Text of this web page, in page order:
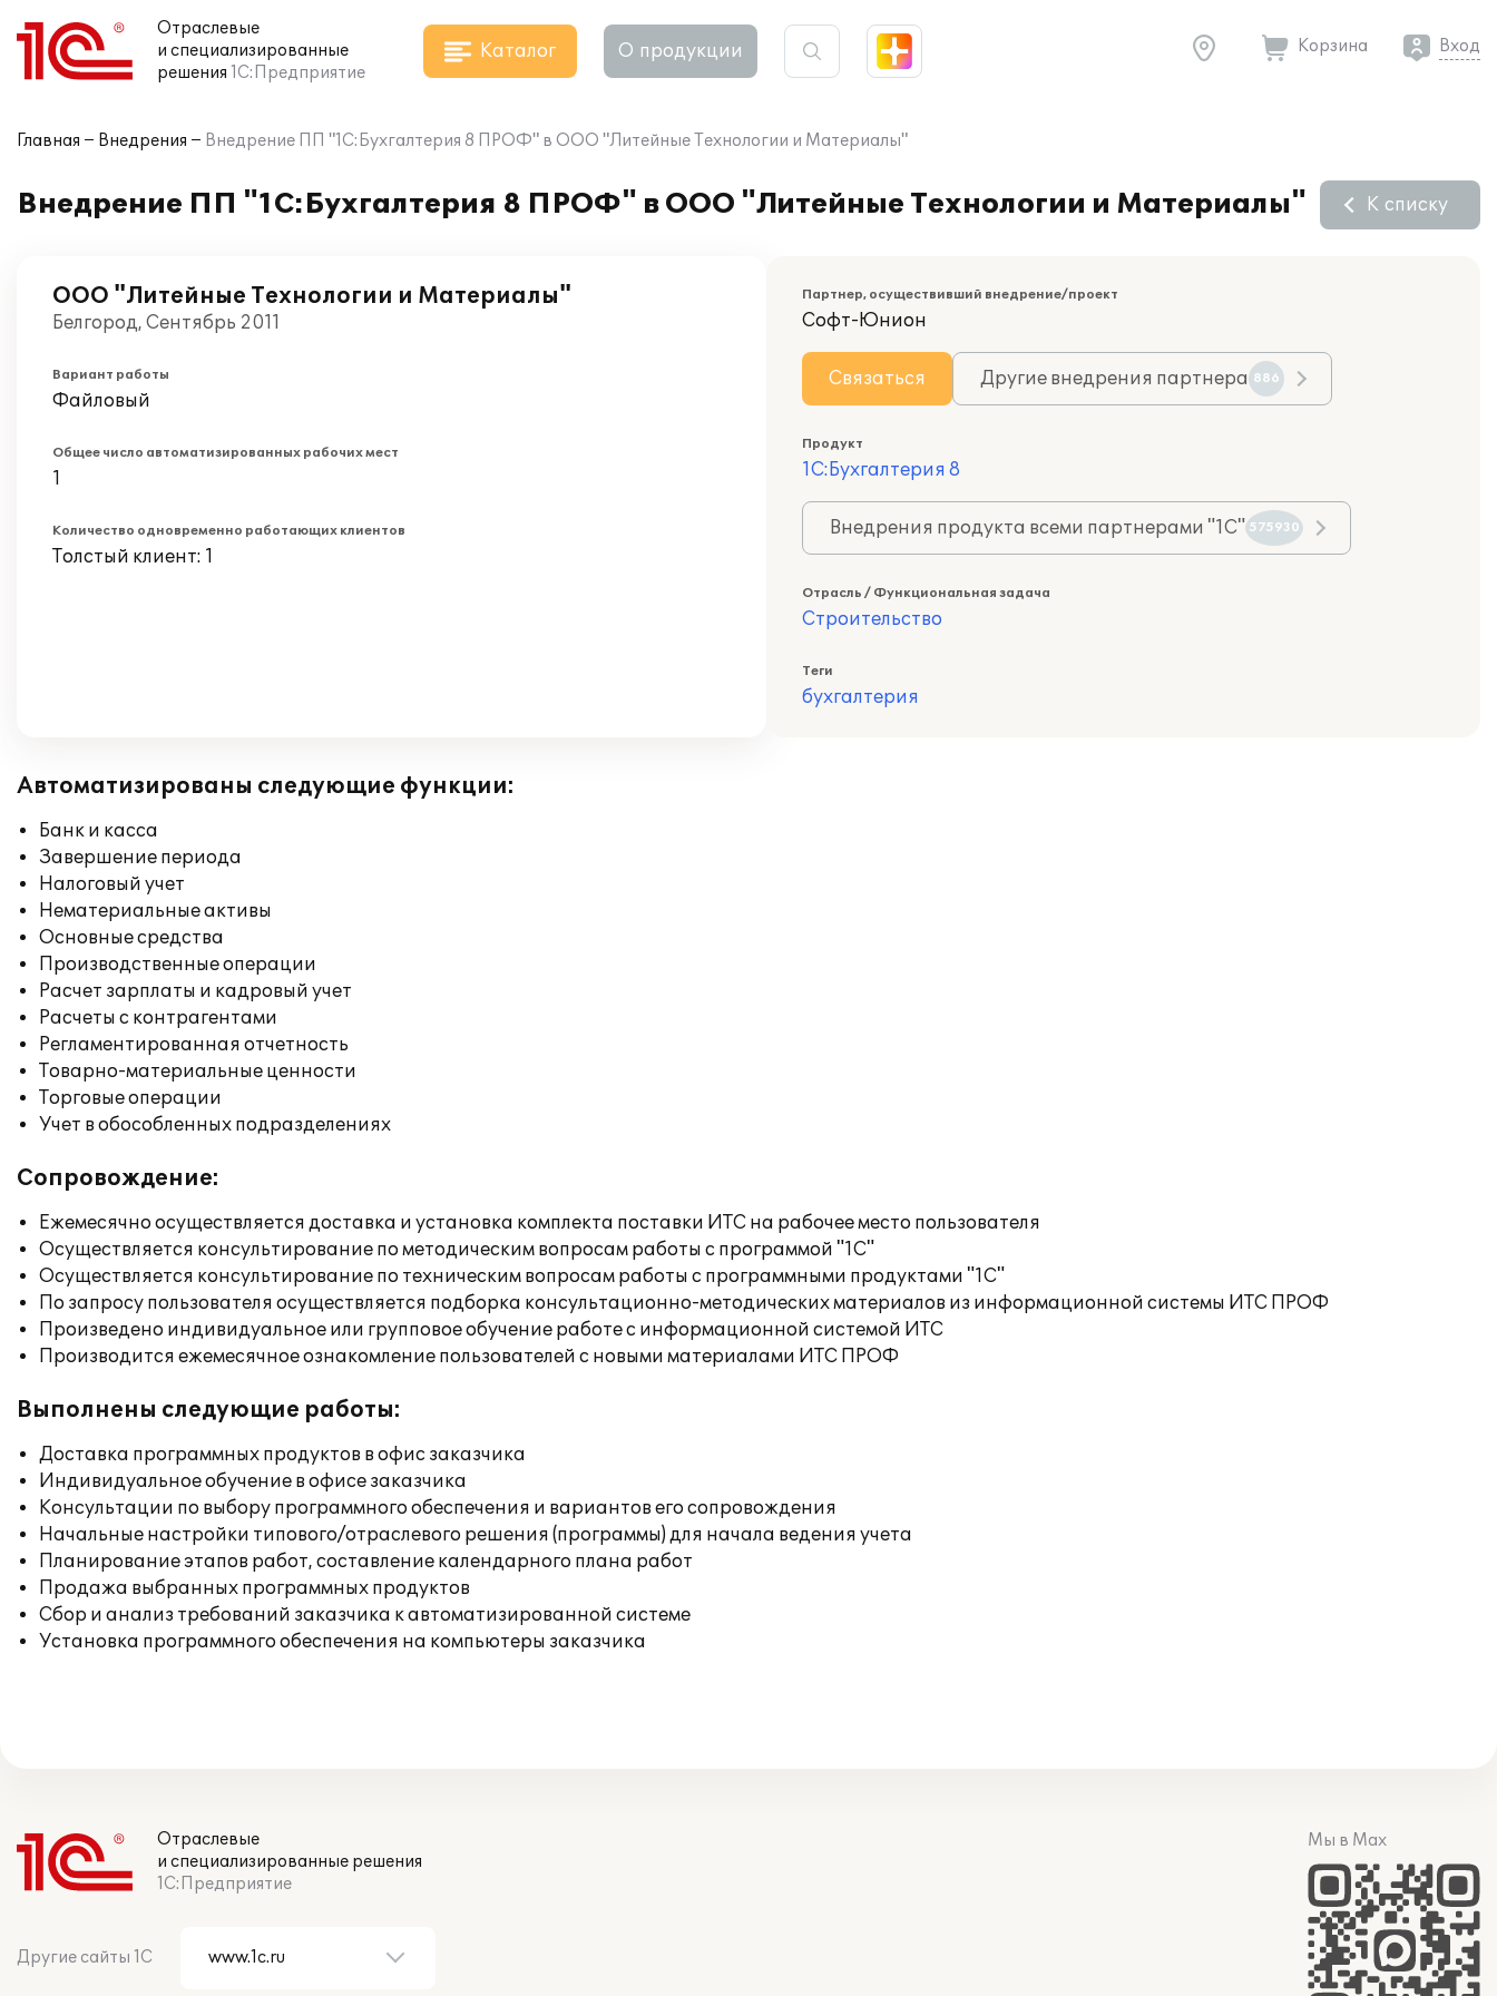
Отраслевые
и специализированные
решения 1С:Предприятие
Каталог О продукции Корзина Вход
Главная Внедрения Внедрение ПП "1С:Бухгалтерия 8 ПРОФ" в ООО "Литейные Технологии и Материалы"
Внедрение ПП "1С:Бухгалтерия 8 ПРОФ" в ООО "Литейные Технологии и Материалы" К списку
ООО "Литейные Технологии и Материалы"
Белгород, Сентябрь 2011
Вариант работы
Файловый
Общее число автоматизированных рабочих мест
1
Количество одновременно работающих клиентов
Толстый клиент: 1
Партнер, осуществивший внедрение/проект
Софт-Юнион
Связаться Другие внедрения партнера 886
Продукт
1С:Бухгалтерия 8
Внедрения продукта всеми партнерами "1С" 575930
Отрасль / Функциональная задача
Строительство
Теги
бухгалтерия
Автоматизированы следующие функции:
Банк и касса
Завершение периода
Налоговый учет
Нематериальные активы
Основные средства
Производственные операции
Расчет зарплаты и кадровый учет
Расчеты с контрагентами
Регламентированная отчетность
Товарно-материальные ценности
Торговые операции
Учет в обособленных подразделениях
Сопровождение:
Ежемесячно осуществляется доставка и установка комплекта поставки ИТС на рабочее место пользователя
Осуществляется консультирование по методическим вопросам работы с программой "1С"
Осуществляется консультирование по техническим вопросам работы с программными продуктами "1С"
По запросу пользователя осуществляется подборка консультационно-методических материалов из информационной системы ИТС ПРОФ
Произведено индивидуальное или групповое обучение работе с информационной системой ИТС
Производится ежемесячное ознакомление пользователей с новыми материалами ИТС ПРОФ
Выполнены следующие работы:
Доставка программных продуктов в офис заказчика
Индивидуальное обучение в офисе заказчика
Консультации по выбору программного обеспечения и вариантов его сопровождения
Начальные настройки типового/отраслевого решения (программы) для начала ведения учета
Планирование этапов работ, составление календарного плана работ
Продажа выбранных программных продуктов
Сбор и анализ требований заказчика к автоматизированной системе
Установка программного обеспечения на компьютеры заказчика
Отраслевые
и специализированные решения
1С:Предприятие
Другие сайты 1С
Мы в Max